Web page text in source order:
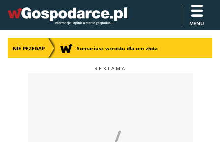
MENU
NIE PRZEGAP Scenariusz wzrostu dla cen złota